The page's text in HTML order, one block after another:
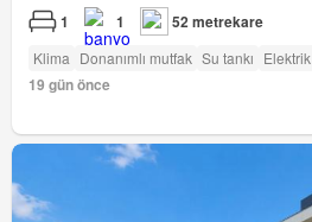
1 1 52 metrekare
Klima Donanımlı mutfak Su tankı Elektrik
19 gün önce